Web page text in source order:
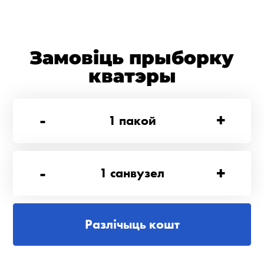
Замовіць прыборку
кватэры
-
1 пакой +
- 1 санвузел +
Разлічыць кошт